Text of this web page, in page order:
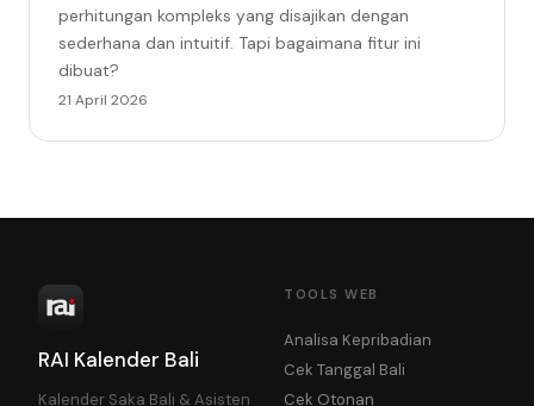
perhitungan kompleks yang disajikan dengan
sederhana dan intuitif. Tapi bagaimana fitur ini
dibuat?
21 April 2026
RAI Kalender Bali
Kalender Saka Bali & Asisten
TOOLS WEB
Analisa Kepribadian
Cek Tanggal Bali
Cek Otonan